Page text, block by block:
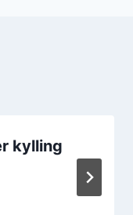
kylling